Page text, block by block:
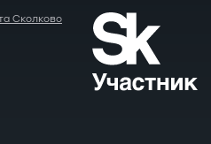
Сколково